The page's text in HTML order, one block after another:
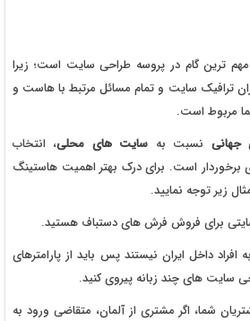
ترین گام در پروسه طراحی سایت است؛ زیرا
ترافیک سایت و تمام مسائل مرتبط با هاست و
مربوط است.
نسبت به سایت های محلی، انتخاب
است. برای درک بهتر اهمیت هاستینگ
زیر توجه نمایید.
سایتی برای فروش فرش های دستباف هستید.
داخل ایران نیستند پس باید از پارامترهای
سایت های چند زبانه پیروی کنید.
شما، اگر مشتری از آلمان، متقاضی ورود به